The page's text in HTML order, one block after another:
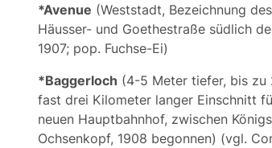
*Avenue (Weststadt, Bezeichnung
Häusser- und Goethestraße südlich
1907; pop. Fuchse-Ei)
*Baggerloch (4-5 Meter tiefer, bis
fast drei Kilometer langer Einschnitt
neuen Hauptbahnhof, zwischen
Ochsenkopf, 1908 begonnen) (vgl.